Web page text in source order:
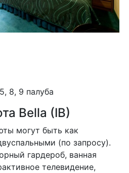
5, 8, 9 палуба
Bella (IB)
могут быть как
(по запросу).
гардероб, ванная
телевидение,